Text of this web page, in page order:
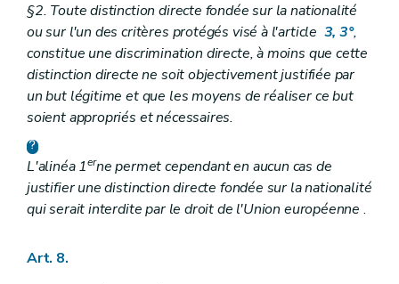
§2. Toute distinction directe fondée sur la nationalité
ou sur l'un des critères protégés visé à l'article 3, 3°,
constitue une discrimination directe, à moins que cette
distinction directe ne soit objectivement justifiée par
un but légitime et que les moyens de réaliser ce but
soient appropriés et nécessaires.
L'alinéa 1erne permet cependant en aucun cas de
justifier une distinction directe fondée sur la nationalité
qui serait interdite par le droit de l'Union européenne .
Art. 8.